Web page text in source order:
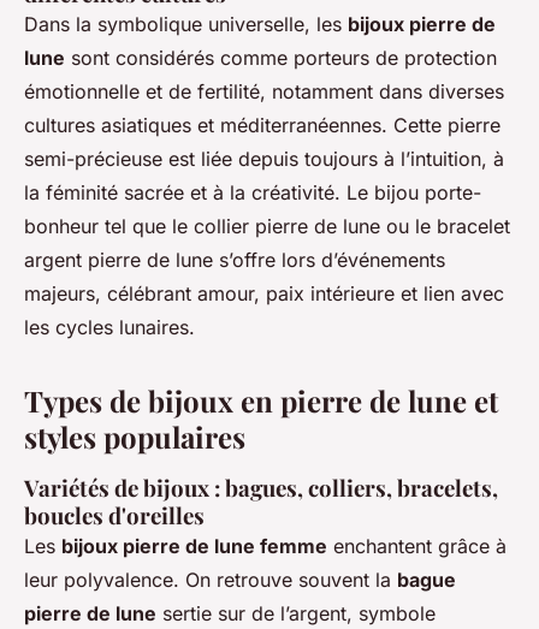
Dans la symbolique universelle, les bijoux pierre de
lune sont considérés comme porteurs de protection
émotionnelle et de fertilité, notamment dans diverses
cultures asiatiques et méditerranéennes. Cette pierre
semi-précieuse est liée depuis toujours à l’intuition, à
la féminité sacrée et à la créativité. Le bijou porte-
bonheur tel que le collier pierre de lune ou le bracelet
argent pierre de lune s’offre lors d’événements
majeurs, célébrant amour, paix intérieure et lien avec
les cycles lunaires.
Types de bijoux en pierre de lune et
styles populaires
Variétés de bijoux : bagues, colliers, bracelets,
boucles d'oreilles
Les bijoux pierre de lune femme enchantent grâce à
leur polyvalence. On retrouve souvent la bague
pierre de lune sertie sur de l’argent, symbole